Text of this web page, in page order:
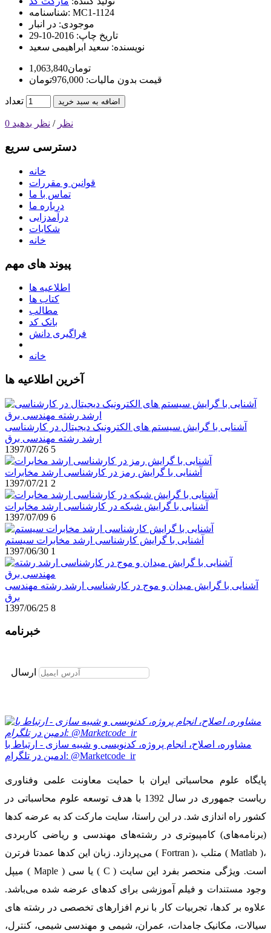
شناسنامه: MC1-1124
موجودی: در انبار
تاریخ چاپ: 2016-10-29
نویسنده: سعید ابراهیمی سعید
1,063,840تومان
قیمت بدون مالیات: 976,000تومان
تعداد اضافه به سبد خرید
0 نظر / نظر بدهید
دسترسی سریع
خانه
قوانین و مقررات
تماس با ما
درباره ما
درآمدزایی
شکایات
خانه
پیوند های مهم
اطلاعیه ها
کتاب ها
مطالب
بانک کد
فراگیری دانش
خانه
آخرین اطلاعیه ها
آشنایی با گرایش سیستم های الکترونیک دیجیتال در کارشناسی
ارشد رشته مهندسی برق
1397/07/26 5
آشنایی با گرایش رمز در کارشناسی ارشد مخابرات
1397/07/21 2
آشنایی با گرایش شبکه در کارشناسی ارشد مخابرات
1397/07/09 6
آشنایی با گرایش کارشناسی ارشد مخابرات سیستم
1397/06/30 1
آشنایی با گرایش میدان و موج در کارشناسی ارشد رشته مهندسی
برق
1397/06/25 8
خبرنامه
ارسال
مشاوره، اصلاح، انجام پروژه، کدنویسی و شبیه سازی - ارتباط با
ادمین در تلگرام: @Marketcode_ir
پایگاه علوم محاسباتی ایران با حمایت معاونت علمی وفناوری
ریاست جمهوری در سال 1392 با هدف توسعه علوم محاسباتی در
کشور راه اندازی شد. در این راستا، سایت مارکت کد به عرضه کدها
(برنامه‌های) کامپیوتری در رشته‌های مهندسی و ریاضی کاربردی
می‌پردازد. زبان این کدها عمدتا فرترن ( Fortran )، متلب ( Matlab )،
میپل ( Maple ) یا سی ( C ) است. ویژگی منحصر بفرد این سایت
وجود مستندات و فیلم آموزشی برای کدهای عرضه شده می‌باشد.
علاوه بر کدها، تجربیات کار با نرم افزارهای تخصصی در رشته های
سیالات، مکانیک جامدات، عمران، شیمی و مهندسی شیمی، کنترل،